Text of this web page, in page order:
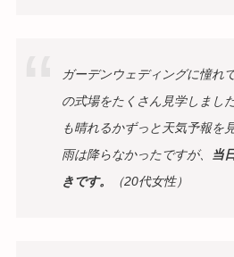
ガーデンウェディングに憧れ
の式場をたくさん見学しまし
も晴れるかずっと天気予報を
雨は降らなかったですが、 当
きです。
（20代女性）